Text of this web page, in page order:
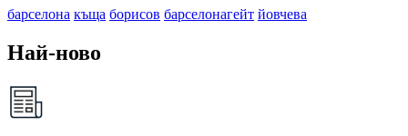
барселона къща борисов барселонагейт йовчева
Най-ново